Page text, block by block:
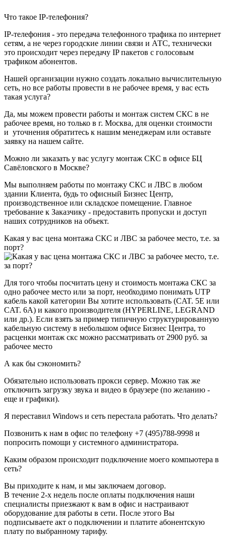
Что такое IP-телефония?
IP-телефония - это передача телефонного трафика по интернет
сетям, а не через городские линии связи и АТС, технически
это происходит через передачу IP пакетов с голосовым
трафиком абонентов.
Нашей организации нужно создать локально вычислительную
сеть, но все работы провести в не рабочее время, у вас есть
такая услуга?
Да, мы можем провести работы и монтаж систем СКС в не
рабочее время, но только в г. Москва, для оценки стоимости
и уточнения обратитесь к нашим менеджерам или оставьте
заявку на нашем сайте.
Можно ли заказать у вас услугу монтаж СКС в офисе БЦ
Савёловского в Москве?
Мы выполняем работы по монтажу СКС и ЛВС в любом
здании Клиента, будь то офисный Бизнес Центр,
производственное или складское помещение. Главное
требование к Заказчику - предоставить пропуски и доступ
наших сотрудников на объект.
Какая у вас цена монтажа СКС и ЛВС за рабочее место, т.е. за
порт?
Для того чтобы посчитать цену и стоимость монтажа СКС за
одно рабочее место или за порт, необходимо понимать UTP
кабель какой категории Вы хотите использовать (CAT. 5E или
CAT. 6A) и какого производителя (HYPERLINE, LEGRAND
или др.). Если взять за пример типичную структурированную
кабельную систему в небольшом офисе Бизнес Центра, то
расценки монтаж скс можно рассматривать от 2900 руб. за
рабочее место
А как бы сэкономить?
Обязательно использовать прокси сервер. Можно так же
отключить загрузку звука и видео в браузере (по желанию -
еще и графики).
Я переставил Windows и сеть перестала работать. Что делать?
Позвонить к нам в офис по телефону +7 (495)788-9998 и
попросить помощи у системного администратора.
Каким образом происходит подключение моего компьютера в
сеть?
Вы приходите к нам, и мы заключаем договор.
В течение 2-х недель после оплаты подключения наши
специалисты приезжают к вам в офис и настраивают
оборудование для работы в сети. После этого Вы
подписываете акт о подключении и платите абонентскую
плату по выбранному тарифу.